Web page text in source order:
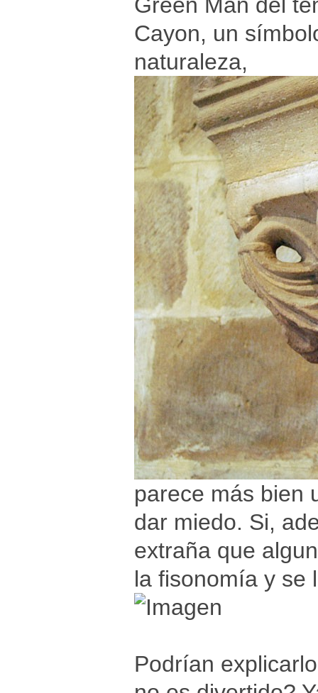
Cayon, un
naturaleza,
parece más bien
dar miedo. Si,
extraña que
la fisonomía y se
Podrían